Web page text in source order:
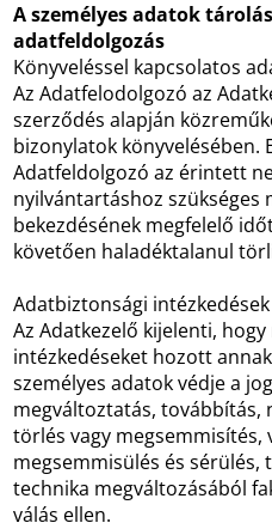
A személyes adatok
adatfeldolgozás
Könyveléssel kapcsolatos
Az Adatfelodolgozó az
szerződés alapján
bizonylatok könyvelésében.
Adatfeldolgozó az érintett
nyilvántartáshoz szükséges
bekezdésének megfelelő
követően haladéktalanul
Adatbiztonsági intézkedések
Az Adatkezelő kijelenti,
intézkedéseket hozott
személyes adatok védje a
megváltoztatás, továbbítás,
törlés vagy megsemmisítés,
megsemmisülés és sérülés,
technika megváltozásából
válás ellen.